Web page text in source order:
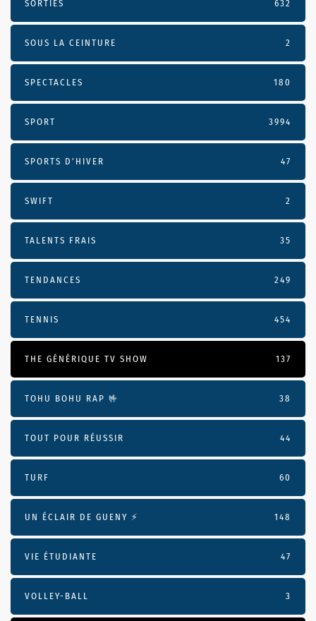
SORTIES 632
SOUS LA CEINTURE 2
SPECTACLES 180
SPORT 3994
SPORTS D'HIVER 47
SWIFT 2
TALENTS FRAIS 35
TENDANCES 249
TENNIS 454
THE GÉNÉRIQUE TV SHOW 137
TOHU BOHU RAP 🤟 38
TOUT POUR RÉUSSIR 44
TURF 60
UN ÉCLAIR DE GUENY ⚡️ 148
VIE ÉTUDIANTE 47
VOLLEY-BALL 3